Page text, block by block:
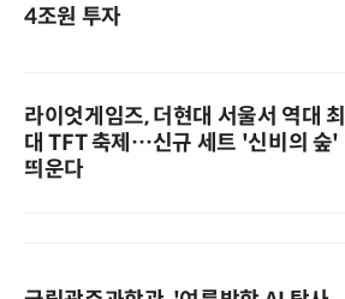
4조원 투자
라이엇게임즈, 더현대 서울서 역대 최
대 TFT 축제…신규 세트 '신비의 숲'
띄운다